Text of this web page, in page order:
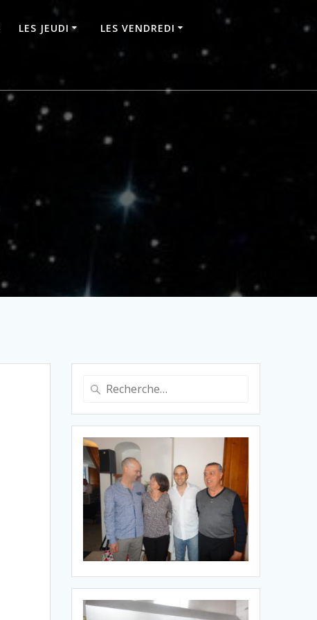
LES JEUDI LES VENDREDI
Recherche
: